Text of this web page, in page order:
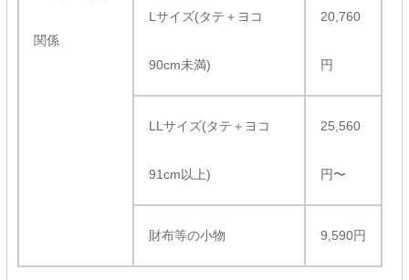
関係
Lサイズ(タテ＋ヨコ
90cm未満)
20,760
円
LLサイズ(タテ＋ヨコ
91cm以上)
25,560
円〜
財布等の小物 9,590円